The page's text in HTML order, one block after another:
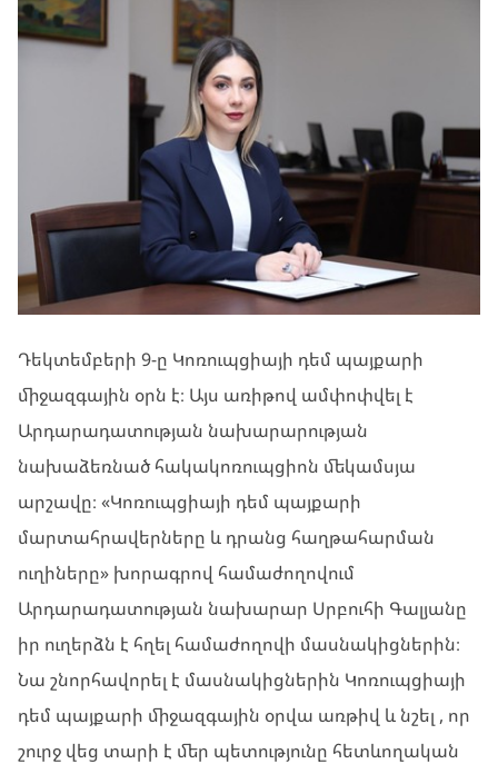
Դեկտեմբերի 9-ը Կոռուպցիայի դեմ պայքարի
միջազգային օրն է։ Այս առիթով ամփոփվել է
Արդարադատության նախարարության
նախաձեռնած հակակոռուպցիոն մեկամսյա
արշավը։ «Կոռուպցիայի դեմ պայքարի
մարտահրավերները և դրանց հաղթահարման
ուղիները» խորագրով համաժողովում
Արդարադատության նախարար Սրբուհի Գալյանը
իր ուղերձն է հղել համաժողովի մասնակիցներին։
Նա շնորհավորել է մասնակիցներին Կոռուպցիայի
դեմ պայքարի միջազգային օրվա առթիվ և նշել , որ
շուրջ վեց տարի է մեր պետությունը հետևողական